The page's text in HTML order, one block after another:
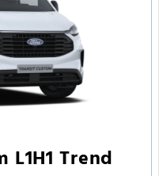
L1H1 Trend